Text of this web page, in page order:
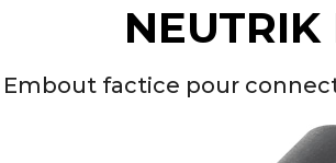
NEUTRIK
Embout factice pour